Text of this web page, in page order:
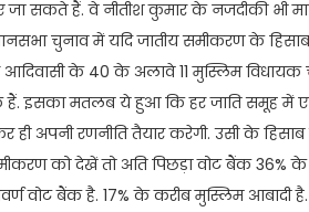
जा सकते हैं. वे नीतीश कुमार के नजदीकी
चुनाव में यदि जातीय समीकरण के
के 40 के अलावे 11 मुस्लिम विधायक
हैं. इसका मतलब ये हुआ कि हर जाति समूह में
अपनी रणनीति तैयार करेगी. उसी के हिसाब
को देखें तो अति पिछड़ा वोट बैंक 36%
वोट बैंक है. 17% के करीब मुस्लिम